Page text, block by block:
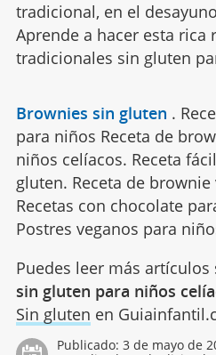
tradicional, en el
Aprende a hacer esta rica
tradicionales sin gluten
Brownies sin gluten .
para niños Receta de
niños celíacos. Receta
gluten. Receta de
Recetas con chocolate
Postres veganos para
Puedes leer más artículos
sin gluten para niños
Sin gluten en
Publicado: 3 de mayo de